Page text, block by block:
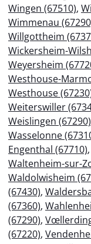
Wingen (67510),
Wimmenau
Willgottheim
Wickersheim-
Weyersheim
Westhouse-
Westhouse
Weiterswiller
Weislingen (67290)
Wasselonne
Engenthal (67710),
Waltenheim-sur-
Waldolwisheim
(67430),
(67360),
(67290),
(67220),